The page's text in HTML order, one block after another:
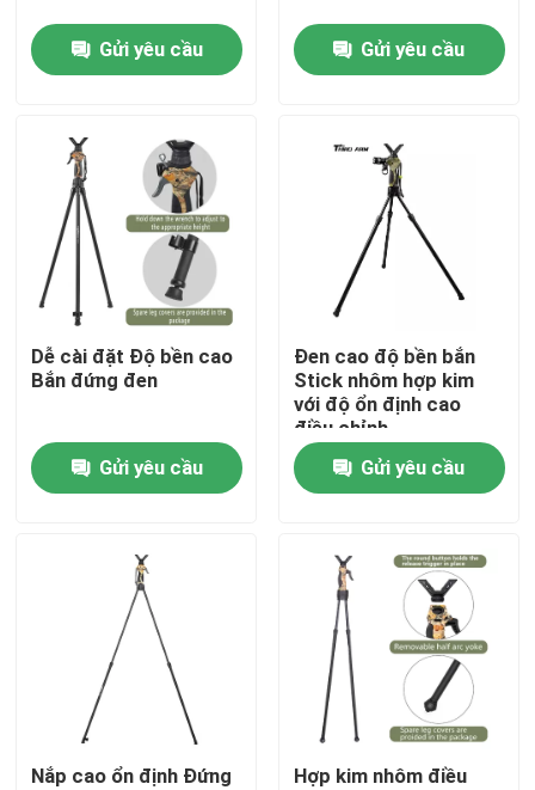
Sản phẩm
Video
Hướng dẫn VR
Về chúng tôi
Tham quan nhà máy
Kiểm soát chất lượng
Liên hệ chúng tôi
Yêu cầu báo giá
Cây đệm săn bắn
Gửi yêu cầu Gửi yêu cầu
Dễ cài đặt Độ bền cao
Bắn đứng đen
Gửi yêu cầu
Đen cao độ bền bắn
Stick nhôm hợp kim
với độ ổn định cao
điều chỉnh
Gửi yêu cầu
Nắp cao ổn định Đứng
Hợp kim nhôm điều